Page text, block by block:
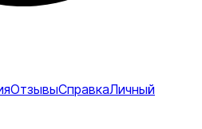
ОтзывыСправкаЛичный